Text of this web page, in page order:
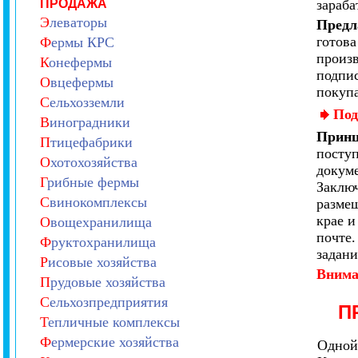
ПРОДАЖА
Элеваторы
Фермы КРС
Конефермы
Овцефермы
Сельхозземли
Виноградники
Птицефабрики
Охотохозяйства
Грибные фермы
Свинокомплексы
Овощехранилища
Фруктохранилища
Рисовые хозяйства
Прудовые хозяйства
Сельхозпредприятия
Тепличные комплексы
Фермерские хозяйства
крае
Одной